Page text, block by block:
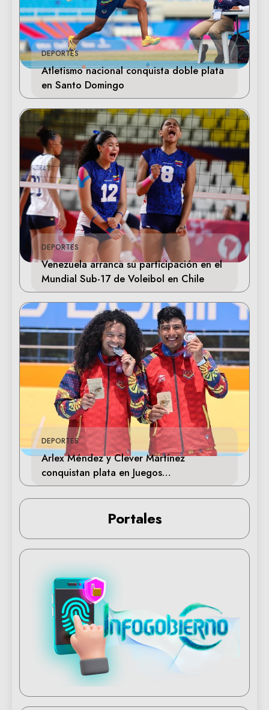
DEPORTES
Atletismo nacional conquista doble plata
en Santo Domingo
DEPORTES
Venezuela arranca su participación en el
Mundial Sub-17 de Voleibol en Chile
DEPORTES
Arlex Méndez y Clever Martínez
conquistan plata en Juegos
Centroamericanos 2026
Portales